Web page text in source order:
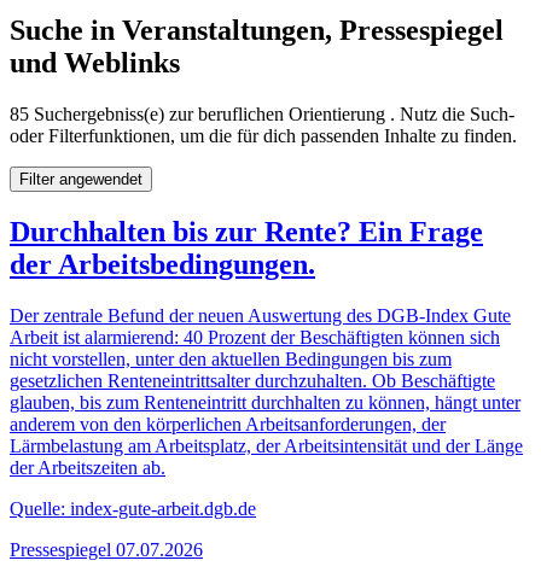
Suche in Veranstaltungen, Pressespiegel
und Weblinks
85 Suchergebniss(e) zur beruflichen Orientierung . Nutz die Such-
oder Filterfunktionen, um die für dich passenden Inhalte zu finden.
Filter angewendet
Durchhalten bis zur Rente? Ein Frage
der Arbeitsbedingungen.
Der zentrale Befund der neuen Auswertung des DGB-Index Gute
Arbeit ist alarmierend: 40 Prozent der Beschäftigten können sich
nicht vorstellen, unter den aktuellen Bedingungen bis zum
gesetzlichen Renteneintrittsalter durchzuhalten. Ob Beschäftigte
glauben, bis zum Renteneintritt durchhalten zu können, hängt unter
anderem von den körperlichen Arbeitsanforderungen, der
Lärmbelastung am Arbeitsplatz, der Arbeitsintensität und der Länge
der Arbeitszeiten ab.
Quelle: index-gute-arbeit.dgb.de
Pressespiegel 07.07.2026